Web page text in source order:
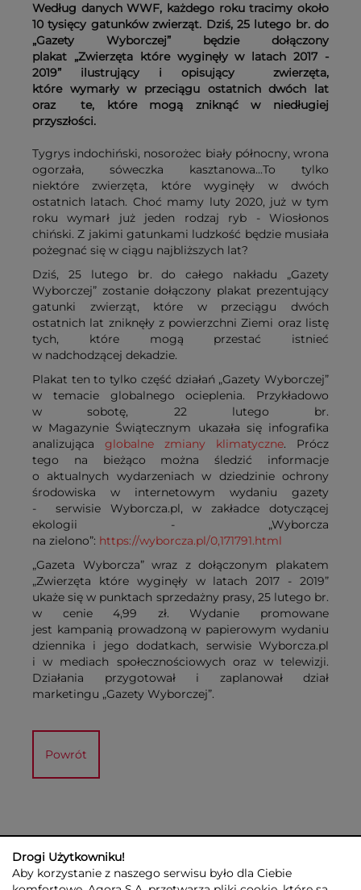
Według danych WWF, każdego roku tracimy około
10 tysięcy gatunków zwierząt. Dziś, 25 lutego br. do
„Gazety Wyborczej” będzie dołączony
plakat „Zwierzęta które wyginęły w latach 2017 -
2019” ilustrujący i opisujący zwierzęta,
które wymarły w przeciągu ostatnich dwóch lat
oraz te, które mogą zniknąć w niedługiej
przyszłości.
Tygrys indochiński, nosorożec biały północny, wrona
ogorzała, sóweczka kasztanowa...To tylko
niektóre zwierzęta, które wyginęły w dwóch
ostatnich latach. Choć mamy luty 2020, już w tym
roku wymarł już jeden rodzaj ryb - Wiosłonos
chiński. Z jakimi gatunkami ludzkość będzie musiała
pożegnać się w ciągu najbliższych lat?
Dziś, 25 lutego br. do całego nakładu „Gazety
Wyborczej” zostanie dołączony plakat prezentujący
gatunki zwierząt, które w przeciągu dwóch
ostatnich lat zniknęły z powierzchni Ziemi oraz listę
tych, które mogą przestać istnieć
w nadchodzącej dekadzie.
Plakat ten to tylko część działań „Gazety Wyborczej”
w temacie globalnego ocieplenia. Przykładowo
w sobotę, 22 lutego br.
w Magazynie Świątecznym ukazała się infografika
analizująca globalne zmiany klimatyczne. Prócz
tego na bieżąco można śledzić informacje
o aktualnych wydarzeniach w dziedzinie ochrony
środowiska w internetowym wydaniu gazety
- serwisie Wyborcza.pl, w zakładce dotyczącej
ekologii - „Wyborcza
na zielono”: https://wyborcza.pl/0,171791.html
„Gazeta Wyborcza” wraz z dołączonym plakatem
„Zwierzęta które wyginęły w latach 2017 - 2019”
ukaże się w punktach sprzedażny prasy, 25 lutego br.
w cenie 4,99 zł. Wydanie promowane
jest kampanią prowadzoną w papierowym wydaniu
dziennika i jego dodatkach, serwisie Wyborcza.pl
i w mediach społecznościowych oraz w telewizji.
Działania przygotował i zaplanował dział
marketingu „Gazety Wyborczej”.
Powrót
Drogi Użytkowniku!
Aby korzystanie z naszego serwisu było dla Ciebie